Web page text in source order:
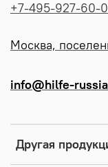
Другая
+7-495-927-60-
Москва,
info@hilfe-